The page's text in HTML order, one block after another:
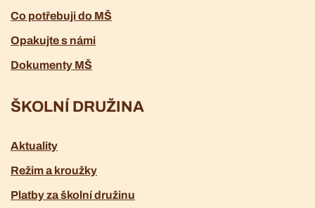
Co potřebuji do MŠ
Opakujte s námi
Dokumenty MŠ
ŠKOLNÍ DRUŽINA
Aktuality
Režim a kroužky
Platby za školní družinu